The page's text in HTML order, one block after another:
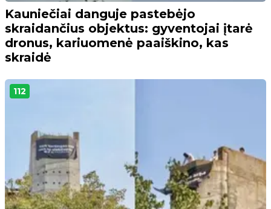
Kauniečiai danguje pastebėjo
skraidančius objektus: gyventojai įtarė
dronus, kariuomenė paaiškino, kas
skraidė
112